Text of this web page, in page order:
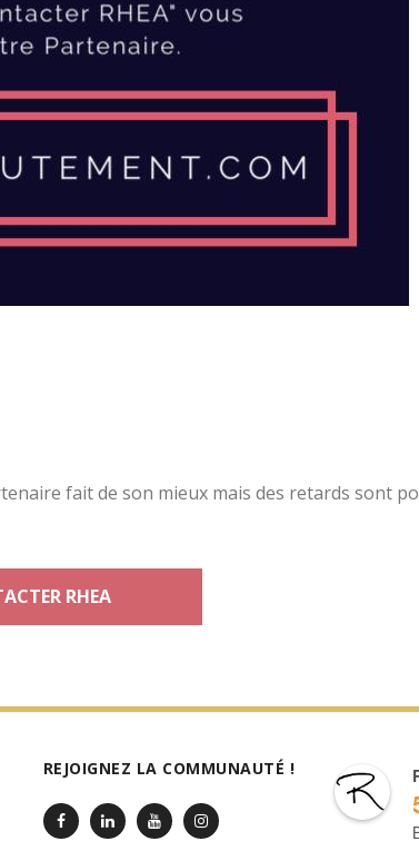
fait de son mieux mais des retards sont
RHEA
REJOIGNEZ LA COMMUNAUTÉ !